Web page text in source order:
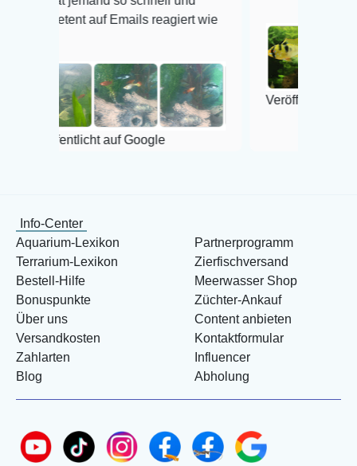
auf Emails reagiert wie
auf Google
Veröffentlicht auf Google
Info-Center
Aquarium-Lexikon
Terrarium-Lexikon
Bestell-Hilfe
Bonuspunkte
Über uns
Versandkosten
Zahlarten
Blog
Partnerprogramm
Zierfischversand
Meerwasser Shop
Züchter-Ankauf
Content anbieten
Kontaktformular
Influencer
Abholung